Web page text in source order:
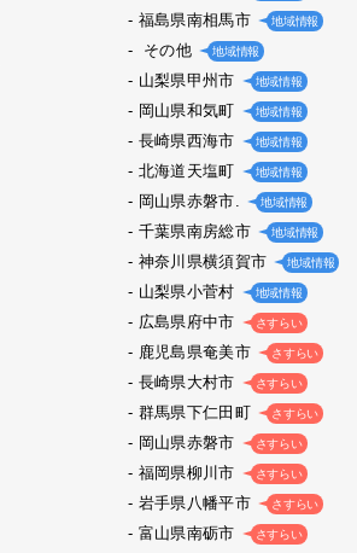
福島県南相馬市 地域情報
その他 地域情報
山梨県甲州市 地域情報
岡山県和気町 地域情報
長崎県西海市 地域情報
北海道天塩町 地域情報
岡山県赤磐市. 地域情報
千葉県南房総市 地域情報
神奈川県横須賀市 地域情報
山梨県小菅村 地域情報
広島県府中市 さすらい
鹿児島県奄美市 さすらい
長崎県大村市 さすらい
群馬県下仁田町 さすらい
岡山県赤磐市 さすらい
福岡県柳川市 さすらい
岩手県八幡平市 さすらい
富山県南砺市 さすらい